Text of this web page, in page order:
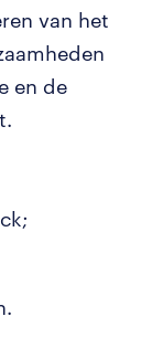
van het
en de